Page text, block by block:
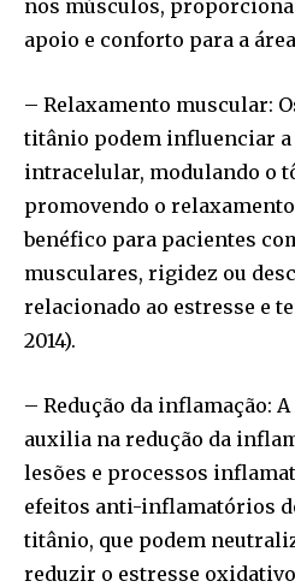
nos músculos,
apoio e conforto para a
– Relaxamento muscular:
titânio podem influenciar a
intracelular, modulando o
promovendo o
benéfico para pacientes
musculares, rigidez ou
relacionado ao estresse e
2014).
– Redução da inflamação:
auxilia na redução da
lesões e processos
efeitos anti-inflamatórios
titânio, que podem
reduzir o estresse